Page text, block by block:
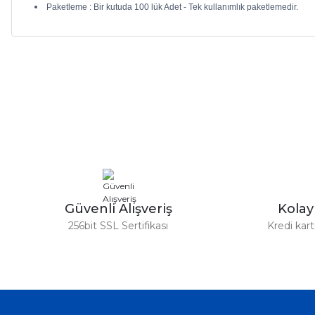
Paketleme : Bir kutuda 100 lük Adet - Tek kullanımlık paketlemedir.
Ürün fiyatı diğer sitelerden daha pahalı.
Bu ürüne benzer farklı alternatifler olmalı.
Güvenli Alışveriş
256bit SSL Sertifikası Kredi